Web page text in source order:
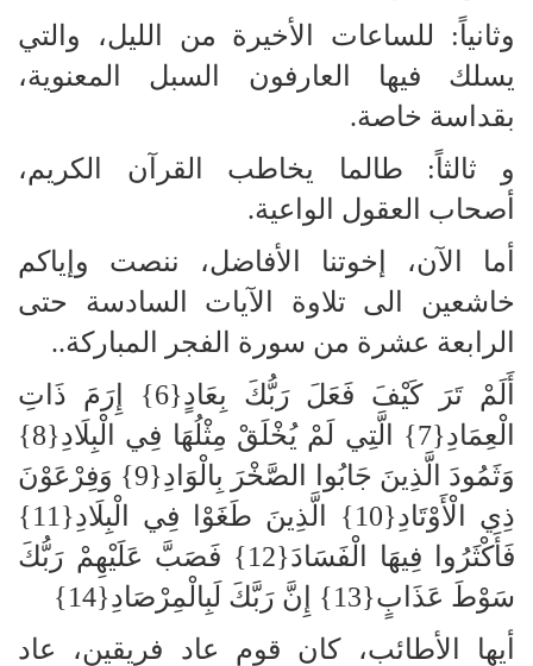
وثانياً: للساعات الأخيرة من الليل، والتي
يسلك فيها العارفون السبل المعنوية،
بقداسة خاصة.
و
ثالثاً: طالما يخاطب القرآن الكريم،
أصحاب العقول الواعية.
أما الآن، إخوتنا الأفاضل، ننصت وإياكم
خاشعين الى تلاوة الآيات السادسة حتى
الرابعة عشرة من سورة الفجر المباركة..
أَلَمْ تَرَ كَيْفَ فَعَلَ رَبُّكَ بِعَادٍ{6} إِرَمَ ذَاتِ
الْعِمَادِ{7} الَّتِي لَمْ يُخْلَقْ مِثْلُهَا فِي الْبِلَادِ{8}
وَثَمُودَ الَّذِينَ جَابُوا الصَّخْرَ بِالْوَادِ{9} وَفِرْعَوْنَ
ذِي الْأَوْتَادِ{10} الَّذِينَ طَغَوْا فِي الْبِلَادِ{11}
فَأَكْثَرُوا فِيهَا الْفَسَادَ{12} فَصَبَّ عَلَيْهِمْ رَبُّكَ
سَوْطَ عَذَابٍ{13} إِنَّ رَبَّكَ لَبِالْمِرْصَادِ{14}
أيها الأطائب، كان قوم عاد فريقين، عاد